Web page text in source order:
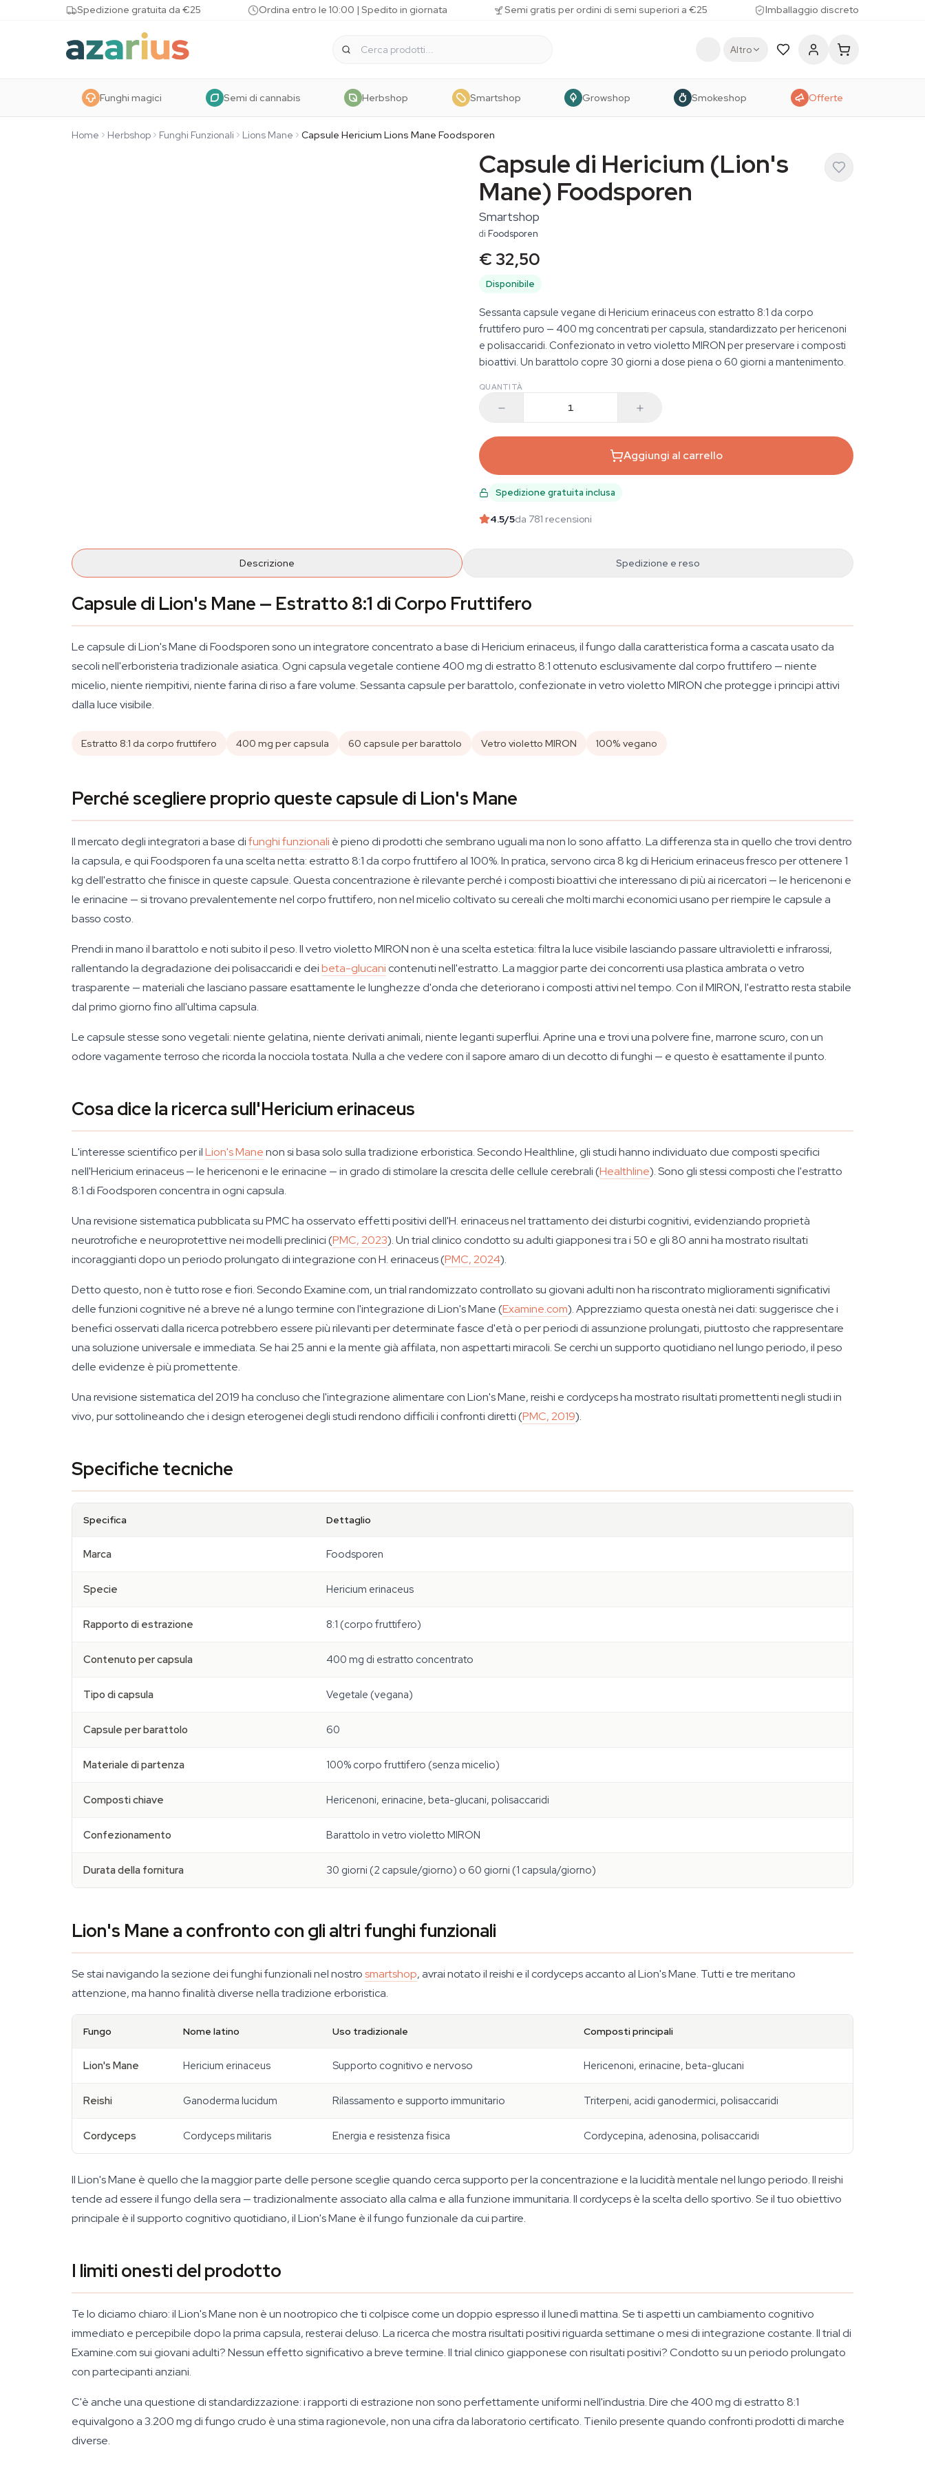
Skip to contentSpedizione gratuita da €25 Ordina entro le 10:00 | Spedito in giornata Semi gratis per ordini di semi superiori a €25 Imballaggio discreto
Altro
Funghi magici Semi di cannabis Herbshop Smartshop Growshop Smokeshop Offerte
Home Herbshop Funghi Funzionali Lions Mane Capsule Hericium Lions Mane Foodsporen
Capsule di Hericium (Lion's
Mane) Foodsporen
Smartshop
di Foodsporen
€ 32,50
Disponibile
Sessanta capsule vegane di Hericium erinaceus con estratto 8:1 da corpo
fruttifero puro — 400 mg concentrati per capsula, standardizzato per hericenoni
e polisaccaridi. Confezionato in vetro violetto MIRON per preservare i composti
bioattivi. Un barattolo copre 30 giorni a dose piena o 60 giorni a mantenimento.
QUANTITÀ
Aggiungi al carrello
Spedizione gratuita inclusa
4.5/5da 781 recensioni
Descrizione Spedizione e reso
Capsule di Lion's Mane — Estratto 8:1 di Corpo Fruttifero
Le capsule di Lion's Mane di Foodsporen sono un integratore concentrato a base diHericium erinaceus, il fungo dalla caratteristica forma a cascata usato da
secoli nell'erboristeria tradizionale asiatica. Ogni capsula vegetale contiene 400 mg di estratto 8:1 ottenuto esclusivamente dal corpo fruttifero — niente
micelio, niente riempitivi, niente farina di riso a fare volume. Sessanta capsule per barattolo, confezionate in vetro violetto MIRON che protegge i principi attivi
dalla luce visibile.
Estratto 8:1 da corpo fruttifero 400 mg per capsula 60 capsule per barattolo Vetro violetto MIRON 100% vegano
Perché scegliere proprio queste capsule di Lion's Mane
Il mercato degli integratori a base difunghi funzionali è pieno di prodotti che sembrano uguali ma non lo sono affatto. La differenza sta in quello che trovi dentro
la capsula, e qui Foodsporen fa una scelta netta: estratto 8:1 da corpo fruttifero al 100%. In pratica, servono circa 8 kg diHericium erinaceusfresco per ottenere 1
kg dell'estratto che finisce in queste capsule. Questa concentrazione è rilevante perché i composti bioattivi che interessano di più ai ricercatori — le hericenoni e
le erinacine — si trovano prevalentemente nel corpo fruttifero, non nel micelio coltivato su cereali che molti marchi economici usano per riempire le capsule a
basso costo.
Prendi in mano il barattolo e noti subito il peso. Il vetro violetto MIRON non è una scelta estetica: filtra la luce visibile lasciando passare ultravioletti e infrarossi,
rallentando la degradazione dei polisaccaridi e deibeta-glucani contenuti nell'estratto. La maggior parte dei concorrenti usa plastica ambrata o vetro
trasparente — materiali che lasciano passare esattamente le lunghezze d'onda che deteriorano i composti attivi nel tempo. Con il MIRON, l'estratto resta stabile
dal primo giorno fino all'ultima capsula.
Le capsule stesse sono vegetali: niente gelatina, niente derivati animali, niente leganti superflui. Aprine una e trovi una polvere fine, marrone scuro, con un
odore vagamente terroso che ricorda la nocciola tostata. Nulla a che vedere con il sapore amaro di un decotto di funghi — e questo è esattamente il punto.
Cosa dice la ricerca sull'Hericium erinaceus
L'interesse scientifico per ilLion's Manenon si basa solo sulla tradizione erboristica. Secondo Healthline, gli studi hanno individuato due composti specifici
nell'Hericium erinaceus— le hericenoni e le erinacine — in grado di stimolare la crescita delle cellule cerebrali (Healthline). Sono gli stessi composti che l'estratto
8:1 di Foodsporen concentra in ogni capsula.
Una revisione sistematica pubblicata su PMC ha osservato effetti positivi dell'H. erinaceusnel trattamento dei disturbi cognitivi, evidenziando proprietà
neurotrofiche e neuroprotettive nei modelli preclinici (PMC, 2023). Un trial clinico condotto su adulti giapponesi tra i 50 e gli 80 anni ha mostrato risultati
incoraggianti dopo un periodo prolungato di integrazione conH. erinaceus(PMC, 2024).
Detto questo, non è tutto rose e fiori. Secondo Examine.com, un trial randomizzato controllato su giovani adulti non ha riscontrato miglioramenti significativi
delle funzioni cognitive né a breve né a lungo termine con l'integrazione di Lion's Mane (Examine.com). Apprezziamo questa onestà nei dati: suggerisce che i
benefici osservati dalla ricerca potrebbero essere più rilevanti per determinate fasce d'età o per periodi di assunzione prolungati, piuttosto che rappresentare
una soluzione universale e immediata. Se hai 25 anni e la mente già affilata, non aspettarti miracoli. Se cerchi un supporto quotidiano nel lungo periodo, il peso
delle evidenze è più promettente.
Una revisione sistematica del 2019 ha concluso che l'integrazione alimentare con Lion's Mane, reishi e cordyceps ha mostrato risultati promettenti negli studi in
vivo, pur sottolineando che i design eterogenei degli studi rendono difficili i confronti diretti (PMC, 2019).
Specifiche tecniche
Specifica Dettaglio
Marca Foodsporen
Specie Hericium erinaceus
Rapporto di estrazione 8:1 (corpo fruttifero)
Contenuto per capsula 400 mg di estratto concentrato
Tipo di capsula Vegetale (vegana)
Capsule per barattolo 60
Materiale di partenza 100% corpo fruttifero (senza micelio)
Composti chiave Hericenoni, erinacine, beta-glucani, polisaccaridi
Confezionamento Barattolo in vetro violetto MIRON
Durata della fornitura 30 giorni (2 capsule/giorno) o 60 giorni (1 capsula/giorno)
Lion's Mane a confronto con gli altri funghi funzionali
Se stai navigando la sezione dei funghi funzionali nel nostrosmartshop, avrai notato il reishi e il cordyceps accanto al Lion's Mane. Tutti e tre meritano
attenzione, ma hanno finalità diverse nella tradizione erboristica.
Fungo Nome latino Uso tradizionale Composti principali
Lion's Mane Hericium erinaceus Supporto cognitivo e nervoso Hericenoni, erinacine, beta-glucani
Reishi Ganoderma lucidum Rilassamento e supporto immunitario Triterpeni, acidi ganodermici, polisaccaridi
Cordyceps Cordyceps militaris Energia e resistenza fisica Cordycepina, adenosina, polisaccaridi
Il Lion's Mane è quello che la maggior parte delle persone sceglie quando cerca supporto per la concentrazione e la lucidità mentale nel lungo periodo. Il reishi
tende ad essere il fungo della sera — tradizionalmente associato alla calma e alla funzione immunitaria. Il cordyceps è la scelta dello sportivo. Se il tuo obiettivo
principale è il supporto cognitivo quotidiano, il Lion's Mane è il fungo funzionale da cui partire.
I limiti onesti del prodotto
Te lo diciamo chiaro: il Lion's Mane non è un nootropico che ti colpisce come un doppio espresso il lunedì mattina. Se ti aspetti un cambiamento cognitivo
immediato e percepibile dopo la prima capsula, resterai deluso. La ricerca che mostra risultati positivi riguarda settimane o mesi di integrazione costante. Il trial di
Examine.com sui giovani adulti? Nessun effetto significativo a breve termine. Il trial clinico giapponese con risultati positivi? Condotto su un periodo prolungato
con partecipanti anziani.
C'è anche una questione di standardizzazione: i rapporti di estrazione non sono perfettamente uniformi nell'industria. Dire che 400 mg di estratto 8:1
equivalgono a 3.200 mg di fungo crudo è una stima ragionevole, non una cifra da laboratorio certificato. Tienilo presente quando confronti prodotti di marche
diverse.